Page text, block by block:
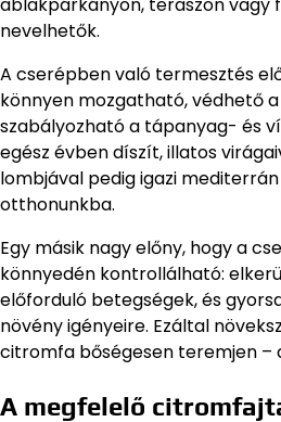
nevelhetők.
A cserépben való termesztés
könnyen mozgatható, védhető
szabályozható a tápanyag- és
egész évben díszít, illatos
lombjával pedig igazi
otthonunkba.
Egy másik nagy előny, hogy a
könnyedén kontrollálható:
előforduló betegségek, és
növény igényeire. Ezáltal
citromfa bőségesen teremjen –
A megfelelő